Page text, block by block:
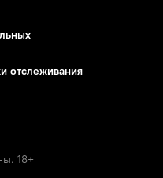
отслеживания
18+